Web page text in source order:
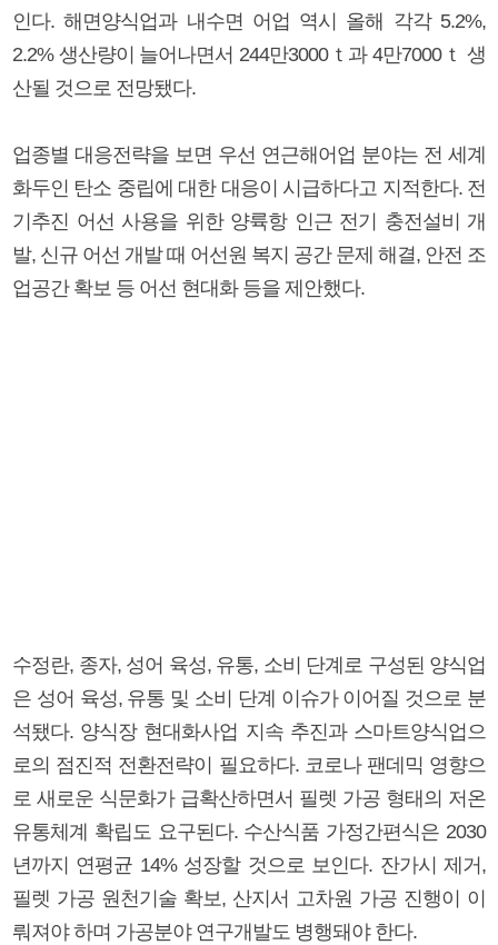
인다. 해면양식업과 내수면 어업 역시 올해 각각 5.2%,
2.2% 생산량이 늘어나면서 244만3000ｔ과 4만7000ｔ 생
산될 것으로 전망됐다.
업종별 대응전략을 보면 우선 연근해어업 분야는 전 세계
화두인 탄소 중립에 대한 대응이 시급하다고 지적한다. 전
기추진 어선 사용을 위한 양륙항 인근 전기 충전설비 개
발, 신규 어선 개발 때 어선원 복지 공간 문제 해결, 안전 조
업공간 확보 등 어선 현대화 등을 제안했다.
수정란, 종자, 성어 육성, 유통, 소비 단계로 구성된 양식업
은 성어 육성, 유통 및 소비 단계 이슈가 이어질 것으로 분
석됐다. 양식장 현대화사업 지속 추진과 스마트양식업으
로의 점진적 전환전략이 필요하다. 코로나 팬데믹 영향으
로 새로운 식문화가 급확산하면서 필렛 가공 형태의 저온
유통체계 확립도 요구된다. 수산식품 가정간편식은 2030
년까지 연평균 14% 성장할 것으로 보인다. 잔가시 제거,
필렛 가공 원천기술 확보, 산지서 고차원 가공 진행이 이
뤄져야 하며 가공분야 연구개발도 병행돼야 한다.